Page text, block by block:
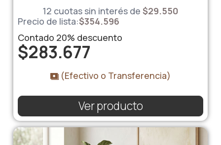
12 cuotas sin interés de $29.550
Precio de lista:$354.596
Contado 20% descuento
$283.677
(Efectivo o Transferencia)
Ver producto